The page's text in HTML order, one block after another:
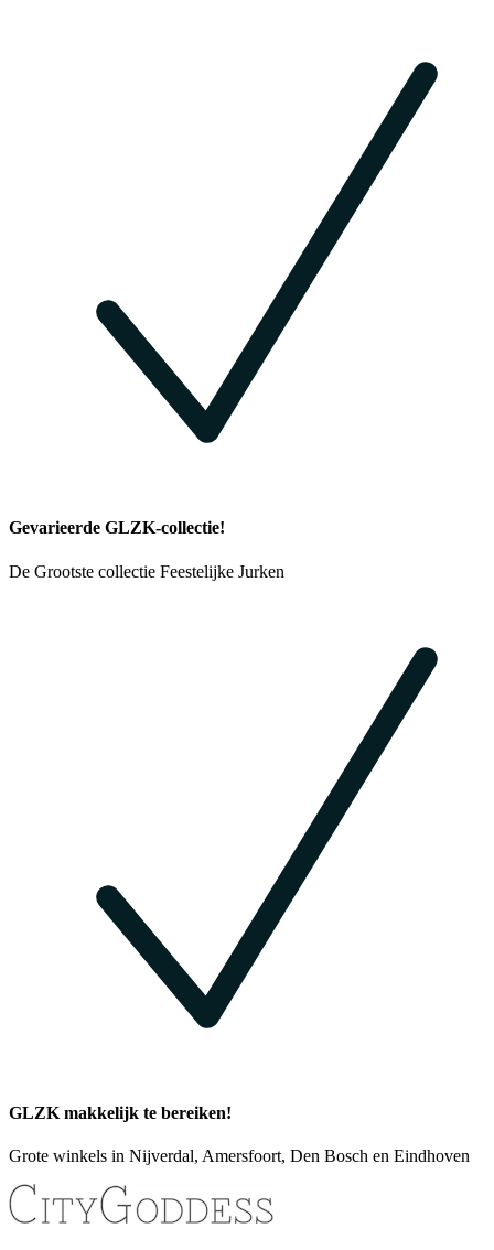
Gevarieerde GLZK-collectie!
De Grootste collectie Feestelijke Jurken
GLZK makkelijk te bereiken!
Grote winkels in Nijverdal, Amersfoort, Den Bosch en Eindhoven